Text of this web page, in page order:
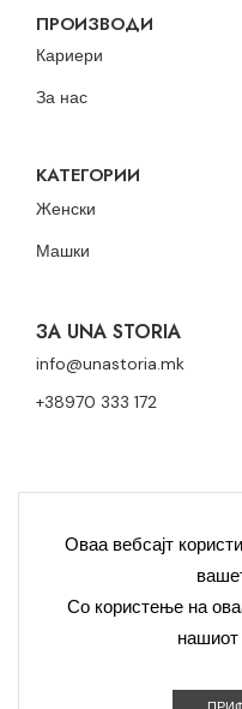
ПРОИЗВОДИ
Кариери
За нас
КАТЕГОРИИ
Женски
Машки
ЗА UNA STORIA
info@unastoria.mk
+38970 333 172
Уна Сториа Модерна ©
Оваа вебсајт
Со користење на
нашиот